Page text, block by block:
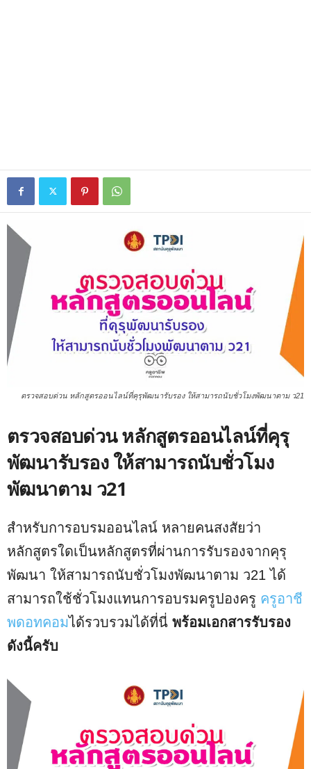
ตรวจสอบด่วน หลักสูตรออนไลน์ที่คุรุพัฒนารับรอง ให้สามารถนับชั่วโมงพัฒนาตาม ว21
ตรวจสอบด่วน หลักสูตรออนไลน์ที่คุรุ
พัฒนารับรอง ให้สามารถนับชั่วโมง
พัฒนาตาม ว21
สำหรับการอบรมออนไลน์ หลายคนสงสัยว่า
หลักสูตรใดเป็นหลักสูตรที่ผ่านการรับรองจากคุรุ
พัฒนา ให้สามารถนับชั่วโมงพัฒนาตาม ว21 ได้
สามารถใช้ชั่วโมงแทนการอบรมครูปองครู ครูอาชี
พดอทคอมได้รวบรวมได้ที่นี่ พร้อมเอกสารรับรอง
ดังนี้ครับ